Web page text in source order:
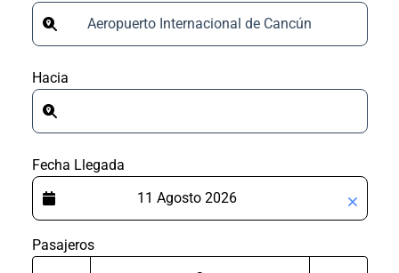
Aeropuerto Internacional de Cancún
Hacia
Fecha Llegada
Pasajeros